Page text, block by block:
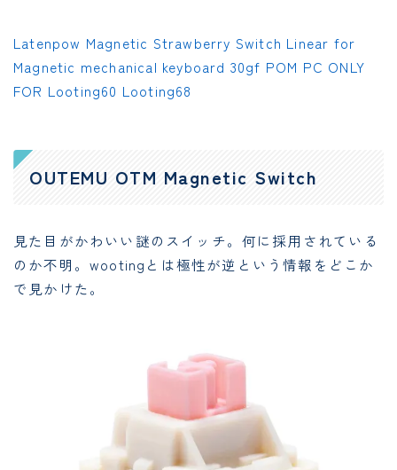
Latenpow Magnetic Strawberry Switch Linear for
Magnetic mechanical keyboard 30gf POM PC ONLY
FOR Looting60 Looting68
OUTEMU OTM Magnetic Switch
見た目がかわいい謎のスイッチ。何に採用されている
のか不明。wootingとは極性が逆という情報をどこか
で見かけた。